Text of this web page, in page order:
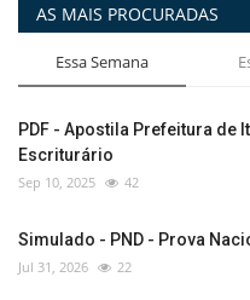
AS MAIS PROCURADAS
Essa Semana
PDF - Apostila Prefeitura de
Escriturário
Sep 10, 2025 42
Simulado - PND - Prova
Jul 31, 2026 22